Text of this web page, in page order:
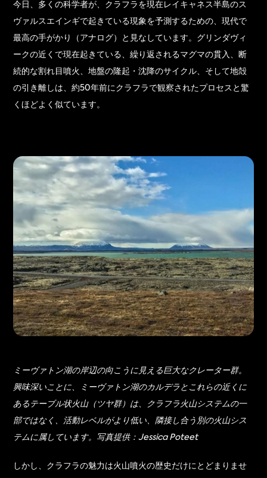
今日、多くの科学者が、クラフラを現在レイキャネス半島のス
ヴァルスエインギで起きている現象を予測するための、現代で
最高の手がかり（アナログ）と見なしています。グリンダヴィ
ークの近くで現在起きている、繰り返されるマグマの貫入、断
続的な割れ目噴火、地盤の隆起・沈降のサイクル、そして地殻
の引き離しは、約50年前にクラフラで観察されたプロセスと驚
くほどよく似ています。
ミーヴァトン湖の岸辺の向こうに見える巨大なクレーター群。
興味深いことに、ミーヴァトン湖のカルデラとこれらの近くに
あるテーブル状火山（ツヤ群）は、クラフラ火山システムの一
部ではなく、活動レベルがより低い、隣接し合う別の火山シス
テムに属しています。写真提供：Jessica Poteet
しかし、クラフラの魅力は火山噴火の歴史だけにとどまりませ